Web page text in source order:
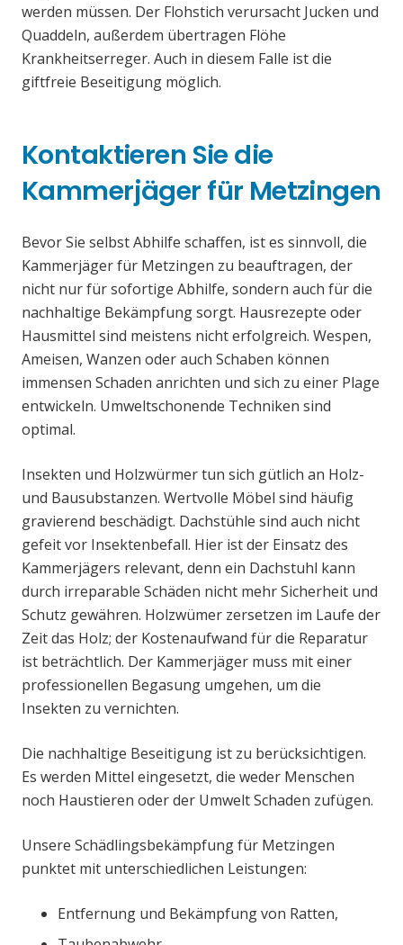
werden müssen. Der Flohstich verursacht Jucken und
Quaddeln, außerdem übertragen Flöhe
Krankheitserreger. Auch in diesem Falle ist die
giftfreie Beseitigung möglich.
Kontaktieren Sie die
Kammerjäger für Metzingen
Bevor Sie selbst Abhilfe schaffen, ist es sinnvoll, die
Kammerjäger für Metzingen zu beauftragen, der
nicht nur für sofortige Abhilfe, sondern auch für die
nachhaltige Bekämpfung sorgt. Hausrezepte oder
Hausmittel sind meistens nicht erfolgreich. Wespen,
Ameisen, Wanzen oder auch Schaben können
immensen Schaden anrichten und sich zu einer Plage
entwickeln. Umweltschonende Techniken sind
optimal.
Insekten und Holzwürmer tun sich gütlich an Holz-
und Bausubstanzen. Wertvolle Möbel sind häufig
gravierend beschädigt. Dachstühle sind auch nicht
gefeit vor Insektenbefall. Hier ist der Einsatz des
Kammerjägers relevant, denn ein Dachstuhl kann
durch irreparable Schäden nicht mehr Sicherheit und
Schutz gewähren. Holzwümer zersetzen im Laufe der
Zeit das Holz; der Kostenaufwand für die Reparatur
ist beträchtlich. Der Kammerjäger muss mit einer
professionellen Begasung umgehen, um die
Insekten zu vernichten.
Die nachhaltige Beseitigung ist zu berücksichtigen.
Es werden Mittel eingesetzt, die weder Menschen
noch Haustieren oder der Umwelt Schaden zufügen.
Unsere Schädlingsbekämpfung für Metzingen
punktet mit unterschiedlichen Leistungen:
Entfernung und Bekämpfung von Ratten,